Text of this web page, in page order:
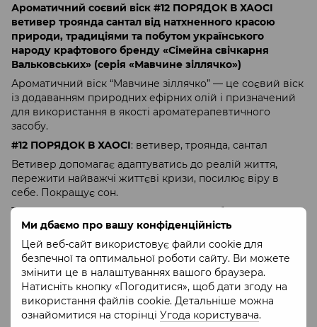
Ми дбаємо про вашу конфіденційність
Цей веб-сайт використовує файли cookie для
безпечної та оптимальної роботи сайту. Ви можете
змінити це в налаштуваннях вашого браузера.
Натисніть кнопку «Погодитися», щоб дати згоду на
використання файлів cookie. Детальніше можна
ознайомитися на сторінці Угода користувача.
Ароматичний соєвий віск #12 ПОРЯДОК В ХАОСІ
ветивер троянда сантал від натхненного красою
природи, традиціями та побутом українського
народу крафтового бренду «Сімейна свічкарня
Вальковських» (серія «Мавчине зіллячко»)
Ароматичний віск “Мавчине зіллячко” — це соєвий віск
із додаванням природних ефірних олій і призначений
для використання в якості ароматерапевтичного
засобу.
#12 ПОРЯДОК В ХАОСІ: ветивер, троянда, сантал
Ветивер допомагає адаптуватись до реалій життя,
пережити найважчі життєві кризи, посилює віру в
себе. Покращує сон.
Троянда знімає нервову напругу, послаблює відчуття
тривоги та образ, сприяє проясненню думок. Покращує
сон.
Сантал дарує внутрішній спокій, рівновагу та жагу до
життя, прояснює думки.
Склад: соєвий віск, натуральні ефірні олії ветиверу,
троянди та санталу.